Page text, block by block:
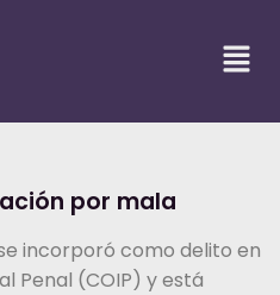
por mala
incorporó como delito en
Penal (COIP) y está